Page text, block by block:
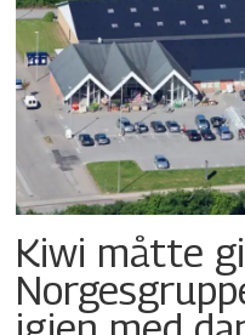
Kiwi måtte